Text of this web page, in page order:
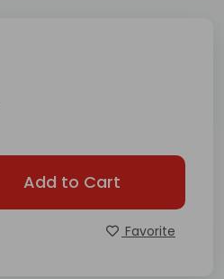
Add to Cart
Favorite